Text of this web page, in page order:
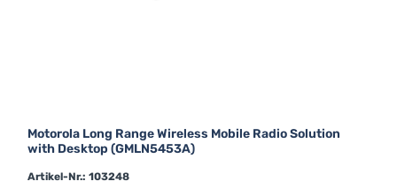
Motorola Long Range Wireless Mobile Radio Solution
with Desktop (GMLN5453A)
Artikel-Nr.: 103248